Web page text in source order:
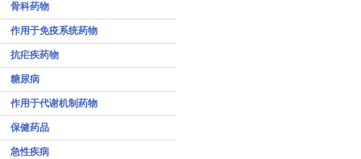
骨科药物
作用于免疫系统药物
抗疟疾药物
糖尿病
作用于代谢机制药物
保健药品
急性疾病